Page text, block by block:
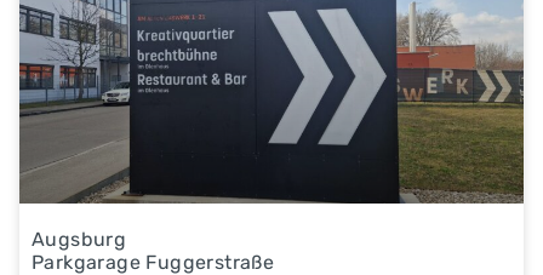
Augsburg
Parkgarage Fuggerstraße